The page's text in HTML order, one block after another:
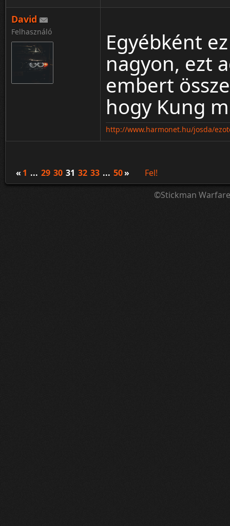
David
Felhasználó
Egyébként
nagyon, ezt
embert
hogy Kung
http://www.harmonet.hu/josda/
« 1 ... 29 30 31 32 33 ... 50»
Fel!
©Stickman Warfare